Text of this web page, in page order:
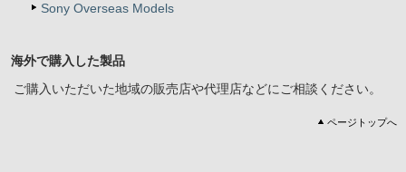
Sony Overseas Models
海外で購入した製品
ご購入いただいた地域の販売店や代理店などにご相談ください。
ページトップへ